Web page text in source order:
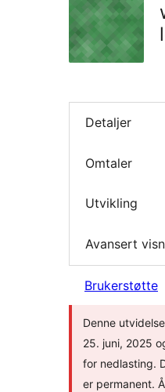
Detaljer
Omtaler
Utvikling
Avansert
Brukerstøtte
Denne
25. juni, 2025
for nedlasting.
er permanent.